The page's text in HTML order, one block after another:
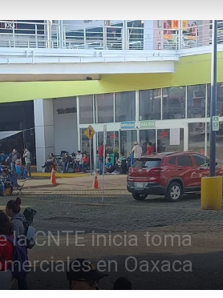
es
Oaxaca
la CNTE inicia toma
en Oaxaca